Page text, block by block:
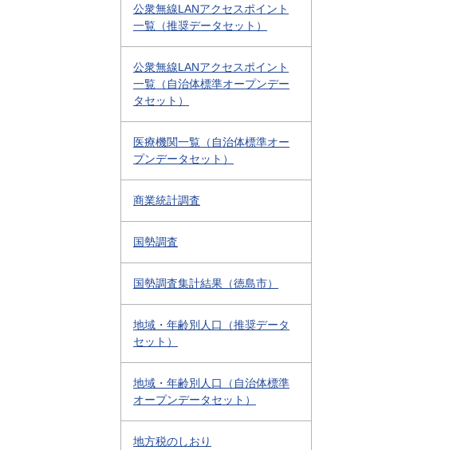
公衆無線LANアクセスポイント
一覧（推奨データセット）
公衆無線LANアクセスポイント
一覧（自治体標準オープンデー
タセット）
医療機関一覧（自治体標準オー
プンデータセット）
商業統計調査
国勢調査
国勢調査集計結果（徳島市）
地域・年齢別人口（推奨データ
セット）
地域・年齢別人口（自治体標準
オープンデータセット）
地方税のしおり